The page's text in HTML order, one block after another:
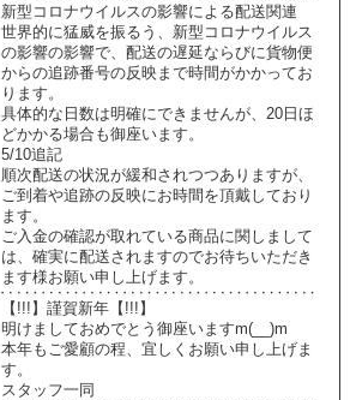
新型コロナウイルスの影響による配送関連
世界的に猛威を振るう、新型コロナウイルス
の影響の影響で、配送の遅延ならびに貨物便
からの追跡番号の反映まで時間がかかってお
ります。
具体的な日数は明確にできませんが、20日ほ
どかかる場合も御座います。
5/10追記
順次配送の状況が緩和されつつありますが、
ご到着や追跡の反映にお時間を頂戴しており
ます。
ご入金の確認が取れている商品に関しまして
は、確実に配送されますのでお待ちいただき
ます様お願い申し上げます。
【!!!】謹賀新年【!!!】
明けましておめでとう御座いますm(__)m
本年もご愛顧の程、宜しくお願い申し上げま
す。
スタッフ一同